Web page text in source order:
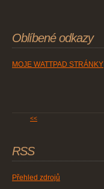
Oblíbené odkazy
MOJE WATTPAD STRÁNKY
<<
RSS
Přehled zdrojů